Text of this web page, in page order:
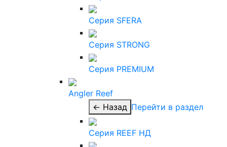
Серия SFERA
Серия STRONG
Серия PREMIUM
Angler Reef
← Назад Перейти в раздел
Серия REEF НД